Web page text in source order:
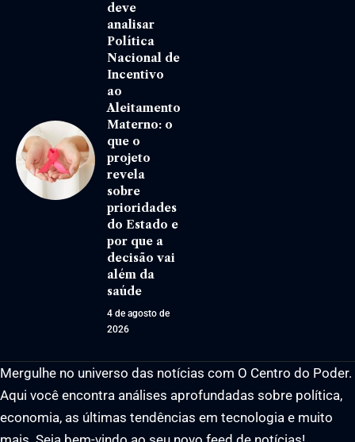
deve
analisar
Política
Nacional de
Incentivo
ao
Aleitamento
Materno: o
que o
projeto
revela
sobre
prioridades
do Estado e
por que a
decisão vai
além da
saúde
4 de agosto de
2026
Mergulhe no universo das notícias com O Centro do Poder.
Aqui você encontra análises aprofundadas sobre política,
economia, as últimas tendências em tecnologia e muito